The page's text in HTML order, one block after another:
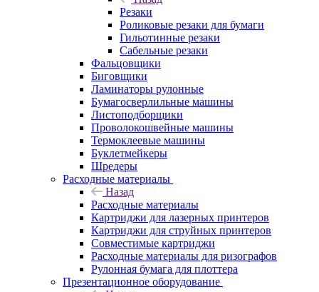
Резаки
Роликовые резаки для бумаги
Гильотинные резаки
Сабельные резаки
Фальцовщики
Биговщики
Ламинаторы рулонные
Бумагосверлильные машины
Листоподборщики
Проволокошвейные машины
Термоклеевые машины
Буклетмейкеры
Шредеры
Расходные материалы
Назад
Расходные материалы
Картриджи для лазерных принтеров
Картриджи для струйных принтеров
Совместимые картриджи
Расходные материалы для ризографов
Рулонная бумага для плоттера
Презентационное оборудование